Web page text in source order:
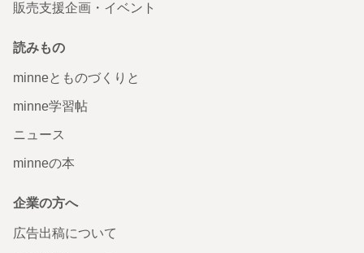
販売支援企画・イベント
読みもの
minneとものづくりと
minne学習帖
ニュース
minneの本
企業の方へ
広告出稿について